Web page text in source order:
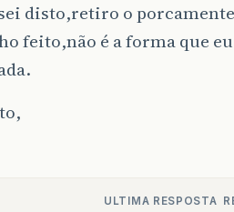
disto,retiro o
feito,não é a forma que
ULTIMA RESPOSTA